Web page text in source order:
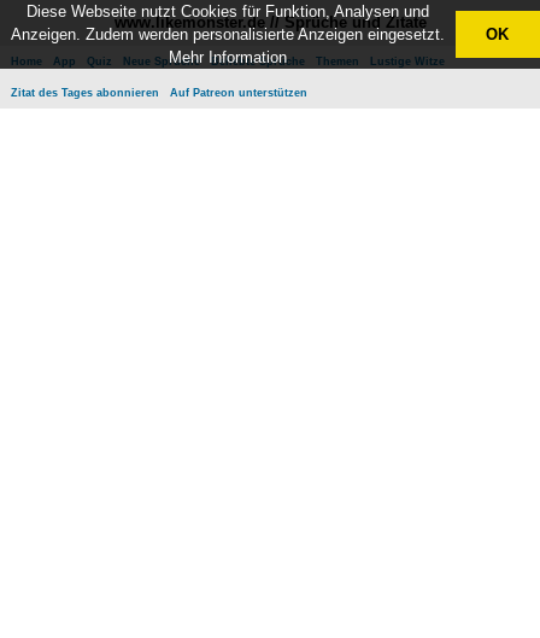
www.likemonster.de // Sprüche und Zitate
Home App Quiz Neue Sprüche Beliebte Sprüche Themen Lustige Witze
Zitat des Tages abonnieren Auf Patreon unterstützen
Diese Webseite nutzt Cookies für Funktion, Analysen und
Anzeigen. Zudem werden personalisierte Anzeigen eingesetzt.
Mehr Information
OK